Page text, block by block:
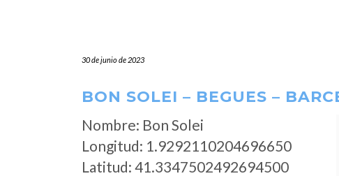
30 de junio de 2023
BON SOLEI – BEGUES –
Nombre: Bon Solei
Longitud: 1.9292110204696650
Latitud: 41.3347502492694500